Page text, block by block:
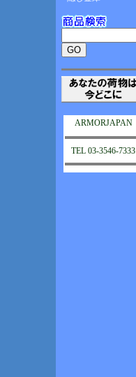
ARMORJAPAN
TEL 03-3546-7333